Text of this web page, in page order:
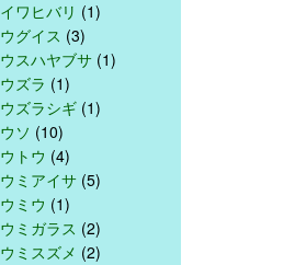
イワヒバリ (1)
ウグイス (3)
ウスハヤブサ (1)
ウズラ (1)
ウズラシギ (1)
ウソ (10)
ウトウ (4)
ウミアイサ (5)
ウミウ (1)
ウミガラス (2)
ウミスズメ (2)